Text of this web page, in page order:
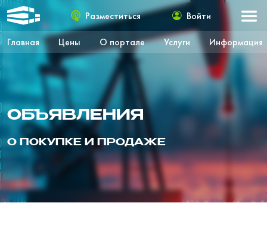
Главная Цены О портале Услуги Информация
Разместиться Войти
ОБЪЯВЛЕНИЯ
О ПОКУПКЕ И ПРОДАЖЕ